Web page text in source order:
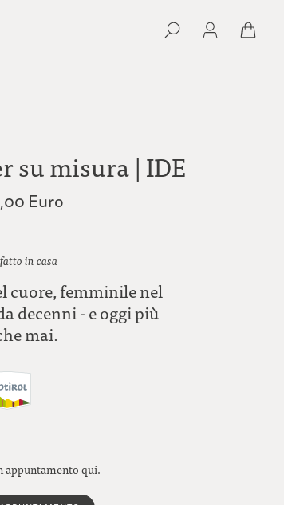
su misura | IDE
Euro
in casa
cuore, femminile nel
decenni - e oggi più
mai.
appuntamento qui.